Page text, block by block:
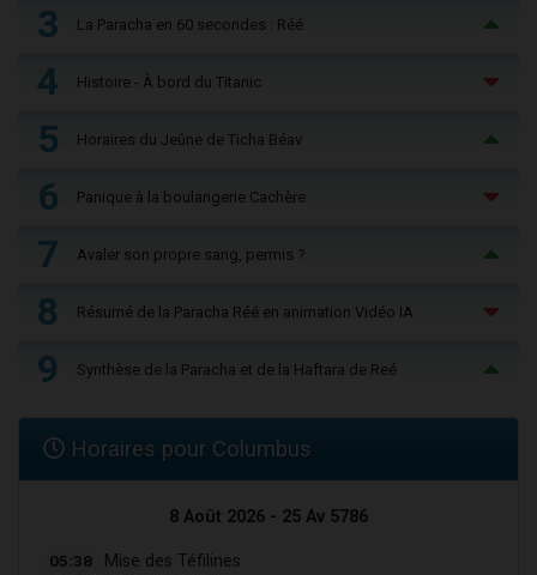
3 La Paracha en 60 secondes : Réé
4 Histoire - À bord du Titanic
5 Horaires du Jeûne de Ticha Béav
6 Panique à la boulangerie Cachère
7 Avaler son propre sang, permis ?
8 Résumé de la Paracha Réé en animation Vidéo IA
9 Synthèse de la Paracha et de la Haftara de Reé
Horaires pour Columbus
8 Août 2026 - 25 Av 5786
05:38 Mise des Téfilines